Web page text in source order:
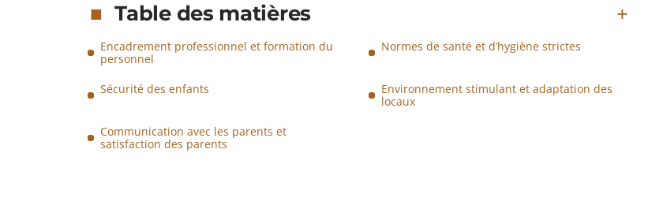
Table des matières
Encadrement professionnel et formation du
personnel
Normes de santé et d’hygiène strictes
Sécurité des enfants
Environnement stimulant et adaptation des
locaux
Communication avec les parents et
satisfaction des parents